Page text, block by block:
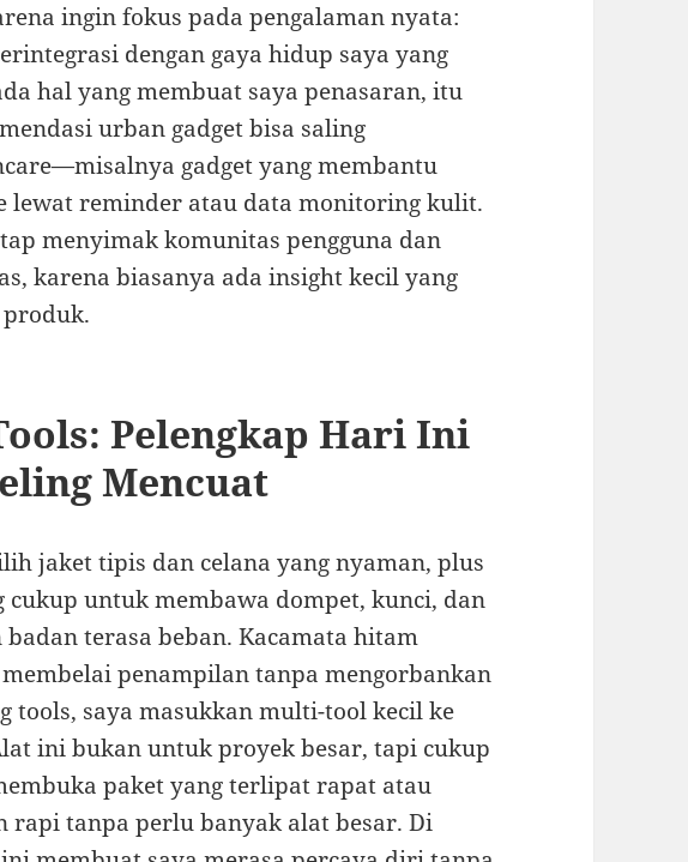
ingin fokus pada pengalaman nyata:
dengan gaya hidup saya yang
hal yang membuat saya penasaran, itu
urban gadget bisa saling
gadget yang membantu
lewat reminder atau data monitoring kulit.
menyimak komunitas pengguna dan
karena biasanya ada insight kecil yang
Pelengkap Hari Ini
Mencuat
jaket tipis dan celana yang nyaman, plus
cukup untuk membawa dompet, kunci, dan
terasa beban. Kacamata hitam
penampilan tanpa mengorbankan
tools, saya masukkan multi-tool kecil ke
ini bukan untuk proyek besar, tapi cukup
paket yang terlipat rapat atau
rapi tanpa perlu banyak alat besar. Di